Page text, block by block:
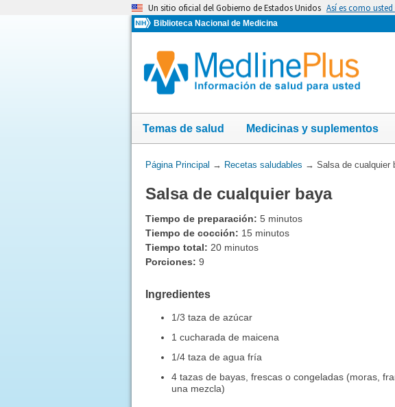
Un sitio oficial del Gobierno de Estados Unidos Así es como
Biblioteca Nacional de Medicina
Temas de salud Medicinas y suplementos
Usted
aquí:
Página Principal → Recetas saludables → Salsa de cualquier
Salsa de cualquier baya
Tiempo de preparación: 5 minutos
Tiempo de cocción: 15 minutos
Tiempo total: 20 minutos
Porciones: 9
Ingredientes
1/3 taza de azúcar
1 cucharada de maicena
1/4 taza de agua fría
4 tazas de bayas, frescas o congeladas (moras,
una mezcla)